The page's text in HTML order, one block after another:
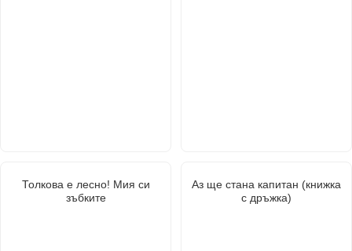
Толкова е лесно! Мия си
зъбките
Аз ще стана капитан (книжка
с дръжка)